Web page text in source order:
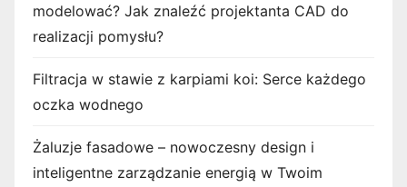
modelować? Jak znaleźć projektanta CAD do
realizacji pomysłu?
Filtracja w stawie z karpiami koi: Serce każdego
oczka wodnego
Żaluzje fasadowe – nowoczesny design i
inteligentne zarządzanie energią w Twoim